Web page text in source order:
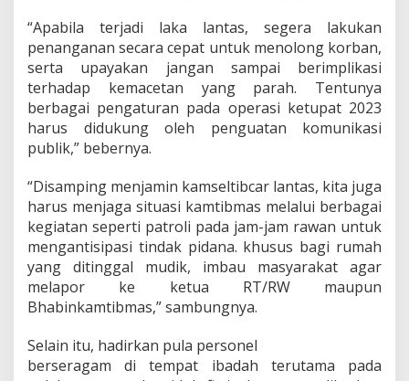
“Apabila terjadi laka lantas, segera lakukan
penanganan secara cepat untuk menolong korban,
serta upayakan jangan sampai berimplikasi
terhadap kemacetan yang parah. Tentunya
berbagai pengaturan pada operasi ketupat 2023
harus didukung oleh penguatan komunikasi
publik,” bebernya.
“Disamping menjamin kamseltibcar lantas, kita juga
harus menjaga situasi kamtibmas melalui berbagai
kegiatan seperti patroli pada jam-jam rawan untuk
mengantisipasi tindak pidana. khusus bagi rumah
yang ditinggal mudik, imbau masyarakat agar
melapor ke ketua RT/RW maupun
Bhabinkamtibmas,” sambungnya.
Selain itu, hadirkan pula personel
berseragam di tempat ibadah terutama pada